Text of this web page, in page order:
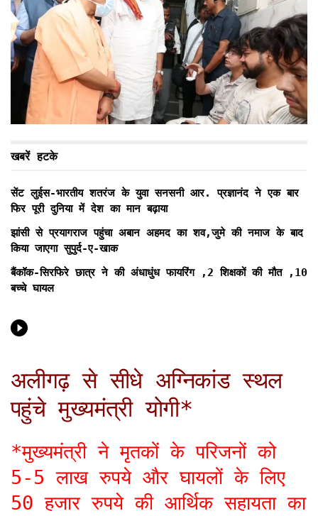
खबरें हटके
सेंट लुईस-भारतीय शतरंज के युवा सनसनी आर. प्रज्ञानंद ने एक बार
फिर पूरी दुनिया में देश का मान बढ़ाया
झांसी से प्रयागराज पहुंचा अबान अहमद का शव,जुमे की नमाज के बाद
किया जाएगा सुपुर्द-ए-खाक
बैंकॉक-सिरफिरे छात्र ने की अंधाधुंध फायरिंग ,2 शिक्षकों की मौत ,10
बच्चे घायल
अलीगढ़ से सीधे अग्निकांड स्थल
पहुंचे मुख्यमंत्री योगी*
*मुख्यमंत्री ने मृतकों के परिजनों को
5-5 लाख रुपये और घायलों के लिए
50 हजार रुपये की आर्थिक सहायता का